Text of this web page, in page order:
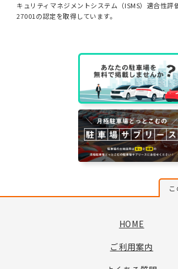
キュリティマネジメントシステム（ISMS）適合性評
27001の認定を取得しています。
HOME
ご利用案内